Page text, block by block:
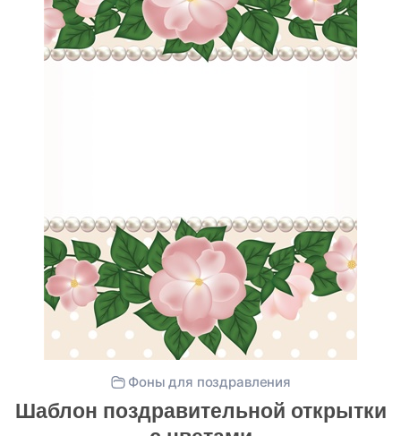
Фоны для поздравления
Шаблон поздравительной открытки